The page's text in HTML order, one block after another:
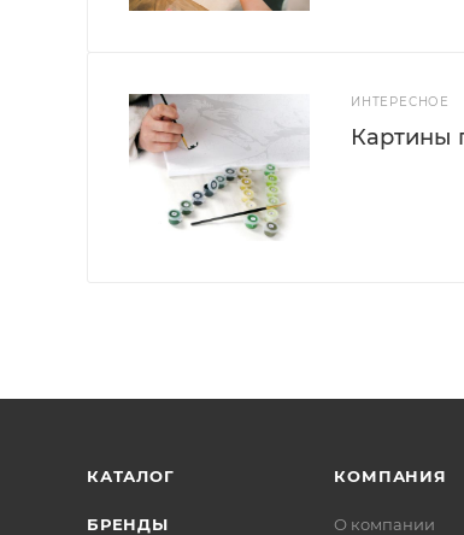
ИНТЕРЕСНОЕ
Картины
КАТАЛОГ
БРЕНДЫ
КОМПАНИЯ
О компании